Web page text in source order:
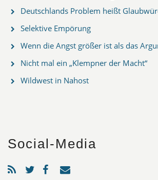
Deutschlands Problem heißt
Selektive Empörung
Wenn die Angst größer ist als das
Nicht mal ein „Klempner der Macht“
Wildwest in Nahost
Social-Media